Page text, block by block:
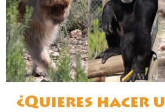
¿Quieres hacer